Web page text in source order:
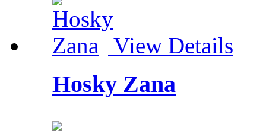
View Details
Hosky Zana